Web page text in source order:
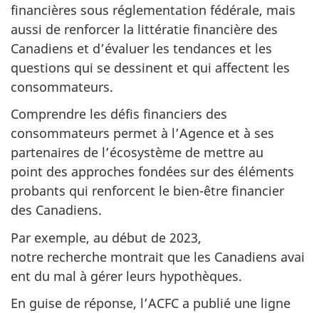
financières sous réglementation fédérale, mais
aussi de renforcer la littératie financière des
Canadiens et d’évaluer les tendances et les
questions qui se dessinent et qui affectent les
consommateurs.
Comprendre les défis financiers des
consommateurs permet à l’Agence et à ses
partenaires de l’écosystème de mettre au
point des approches fondées sur des éléments
probants qui renforcent le bien-être financier
des Canadiens.
Par exemple, au début de 2023,
notre recherche montrait que les Canadiens avai
ent du mal à gérer leurs hypothèques.
En guise de réponse, l’ACFC a publié une ligne